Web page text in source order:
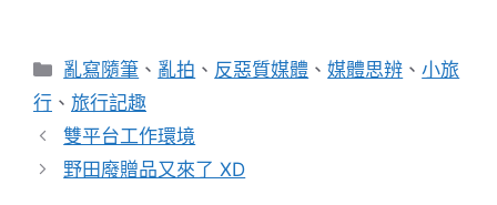
分
類
亂寫隨筆 、 亂拍 、 反惡質媒體 、媒體思辨 、小旅
行 、 旅行記趣
雙平台工作環境
野田廢贈品又來了 XD